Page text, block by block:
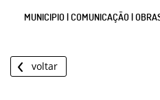
MUNICIPIO | COMUNICAÇÃO |
voltar